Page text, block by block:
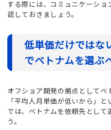
する際には、コミュニケーシ
認しておきましょう。
低単価だけではな
でベトナムを選ぶ
オフショア開発の拠点としてベ
「平均人月単価が低いから」
では、ベトナムを依頼先とし
う。